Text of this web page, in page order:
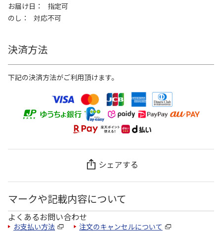
お届け日
指定可
のし
対応不可
決済方法
下記の決済方法がご利用頂けます。
シェアする
マークや記載内容について
よくあるお問い合わせ
お支払い方法 注文のキャンセルについて